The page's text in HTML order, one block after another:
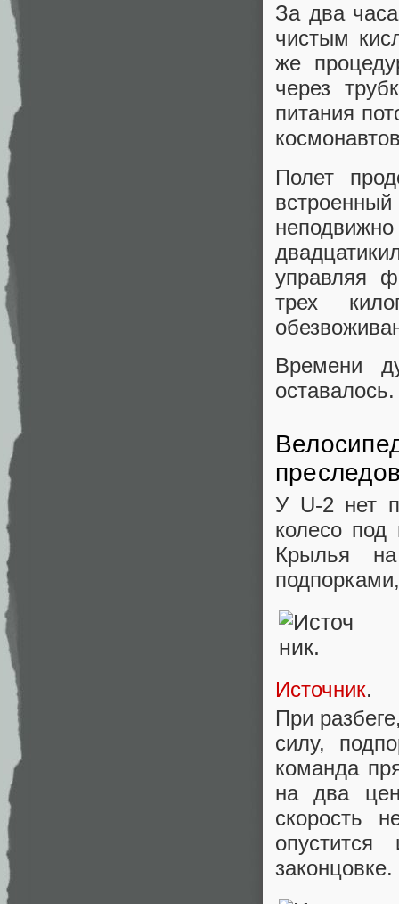
За два
чистым
же
через
питания
Полет
управляя
трех
Времени
оставалось.
У U-2 нет
колесо
Крылья
Источник.
При
силу,
команда
на два
скорость